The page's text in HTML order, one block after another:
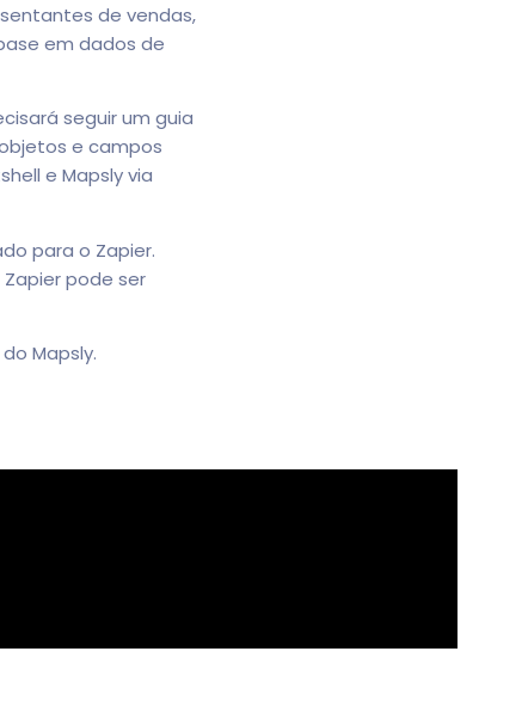
de vendas,
em dados de
seguir um guia
e campos
e Mapsly via
para o Zapier.
pode ser
Mapsly.